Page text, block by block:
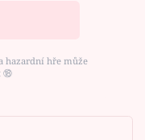
hazardní hře může
⑱